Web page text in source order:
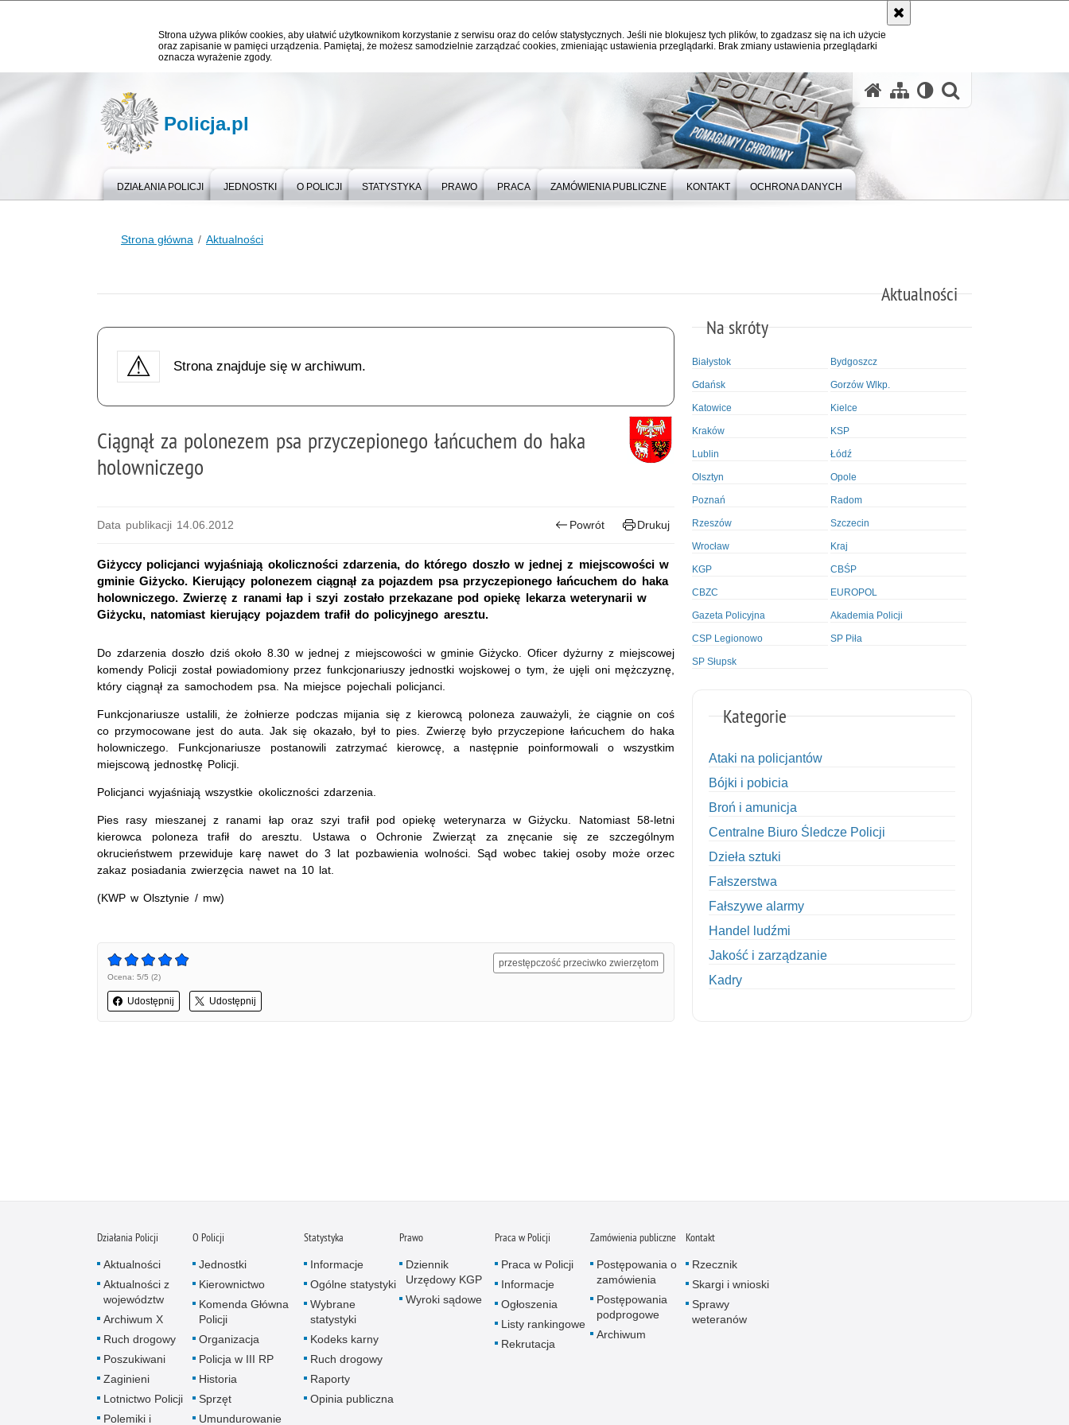
Strona używa plików cookies, aby ułatwić użytkownikom korzystanie z serwisu oraz do celów statystycznych. Jeśli nie blokujesz tych plików, to zgadzasz się na ich użycie
oraz zapisanie w pamięci urządzenia. Pamiętaj, że możesz samodzielnie zarządzać cookies, zmieniając ustawienia przeglądarki. Brak zmiany ustawienia przeglądarki
oznacza wyrażenie zgody.
Policja.pl
DZIAŁANIA POLICJI JEDNOSTKI O POLICJI STATYSTYKA PRAWO PRACA ZAMÓWIENIA PUBLICZNE KONTAKT OCHRONA DANYCH
Strona główna Aktualności
Aktualności
Strona znajduje się w archiwum.
Ciągnął za polonezem psa przyczepionego łańcuchem do haka
holowniczego
Data publikacji 14.06.2012 Powrót Drukuj
Giżyccy policjanci wyjaśniają okoliczności zdarzenia, do którego doszło w jednej z miejscowości w
gminie Giżycko. Kierujący polonezem ciągnął za pojazdem psa przyczepionego łańcuchem do haka
holowniczego. Zwierzę z ranami łap i szyi zostało przekazane pod opiekę lekarza weterynarii w
Giżycku, natomiast kierujący pojazdem trafił do policyjnego aresztu.
Do zdarzenia doszło dziś około 8.30 w jednej z miejscowości w gminie Giżycko. Oficer dyżurny z miejscowej
komendy Policji został powiadomiony przez funkcjonariuszy jednostki wojskowej o tym, że ujęli oni mężczyznę,
który ciągnął za samochodem psa. Na miejsce pojechali policjanci.
Funkcjonariusze ustalili, że żołnierze podczas mijania się z kierowcą poloneza zauważyli, że ciągnie on coś
co przymocowane jest do auta. Jak się okazało, był to pies. Zwierzę było przyczepione łańcuchem do haka
holowniczego. Funkcjonariusze postanowili zatrzymać kierowcę, a następnie poinformowali o wszystkim
miejscową jednostkę Policji.
Policjanci wyjaśniają wszystkie okoliczności zdarzenia.
Pies rasy mieszanej z ranami łap oraz szyi trafił pod opiekę weterynarza w Giżycku. Natomiast 58-letni
kierowca poloneza trafił do aresztu. Ustawa o Ochronie Zwierząt za znęcanie się ze szczególnym
okrucieństwem przewiduje karę nawet do 3 lat pozbawienia wolności. Sąd wobec takiej osoby może orzec
zakaz posiadania zwierzęcia nawet na 10 lat.
(KWP w Olsztynie / mw)
Ocena: 5/5 (2)
Udostępnij Udostępnij
przestępczość przeciwko zwierzętom
Na skróty
Białystok Bydgoszcz
Gdańsk Gorzów Wlkp.
Katowice Kielce
Kraków KSP
Lublin Łódź
Olsztyn Opole
Poznań Radom
Rzeszów Szczecin
Wrocław Kraj
KGP CBŚP
CBZC EUROPOL
Gazeta Policyjna Akademia Policji
CSP Legionowo SP Piła
SP Słupsk
Kategorie
Ataki na policjantów
Bójki i pobicia
Broń i amunicja
Centralne Biuro Śledcze Policji
Dzieła sztuki
Fałszerstwa
Fałszywe alarmy
Handel ludźmi
Jakość i zarządzanie
Kadry
Nietrzeźwi kierujący
Nietrzeźwi opiekunowie
Działania Policji
Aktualności
Aktualności z
województw
Archiwum X
Ruch drogowy
Poszukiwani
Zaginieni
Lotnictwo Policji
Polemiki i
O Policji
Jednostki
Kierownictwo
Komenda Główna
Policji
Organizacja
Policja w III RP
Historia
Sprzęt
Umundurowanie
Statystyka
Informacje
Ogólne statystyki
Wybrane
statystyki
Kodeks karny
Ruch drogowy
Raporty
Opinia publiczna
Prawo
Dziennik
Urzędowy KGP
Wyroki sądowe
Praca w Policji
Praca w Policji
Informacje
Ogłoszenia
Listy rankingowe
Rekrutacja
Zamówienia publiczne
Postępowania o
zamówienia
Postępowania
podprogowe
Archiwum
Kontakt
Rzecznik
Skargi i wnioski
Sprawy
weteranów